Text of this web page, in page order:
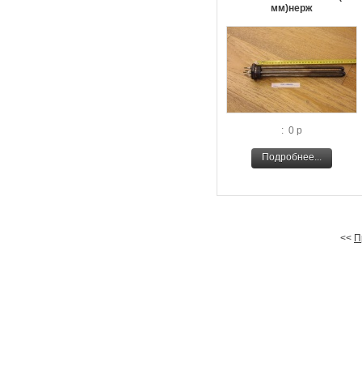
мм)нерж
: 0 р
Подробнее...
<<